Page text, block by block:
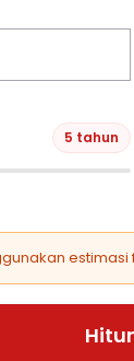
5 tahun